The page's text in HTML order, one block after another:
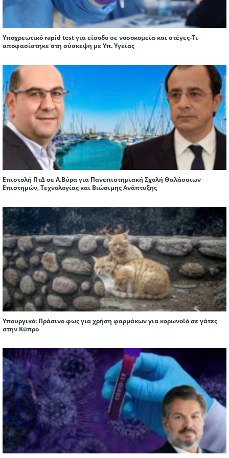
Υποχρεωτικό rapid test για είσοδο σε νοσοκομεία και στέγες-Τι
αποφασίστηκε στη σύσκεψη με Υπ. Υγείας
Επιστολή ΠτΔ σε Α.Βύρα για Πανεπιστημιακή Σχολή Θαλάσσιων
Επιστημών, Τεχνολογίας και Βιώσιμης Ανάπτυξης
Υπουργικό: Πράσινο φως για χρήση φαρμάκων για κορωνοϊό σε γάτες
στην Κύπρο